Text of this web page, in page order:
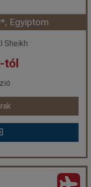
| 7 éj
Ft)
Egyiptom
Sheikh
tól
Egyiptom